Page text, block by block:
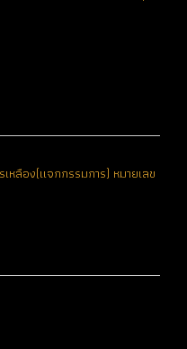
หลือง(แจกกรรมการ) หมายเลข